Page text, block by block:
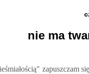
nie ma
zapuszczam